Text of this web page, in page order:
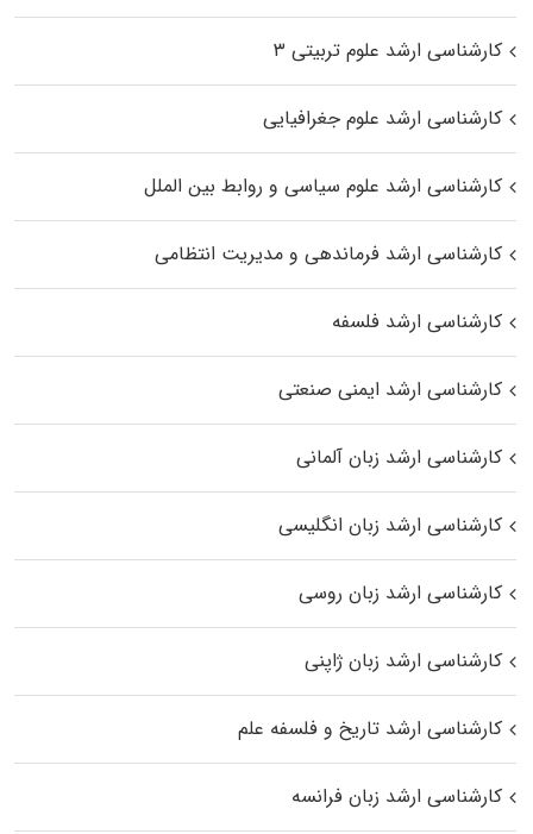
کارشناسی ارشد علوم تربیتی ۳
کارشناسی ارشد علوم جغرافیایی
کارشناسی ارشد علوم سیاسی و روابط بین الملل
کارشناسی ارشد فرماندهی و مدیریت انتظامی
کارشناسی ارشد فلسفه
کارشناسی ارشد ایمنی صنعتی
کارشناسی ارشد زبان آلمانی
کارشناسی ارشد زبان انگلیسی
کارشناسی ارشد زبان روسی
کارشناسی ارشد زبان ژاپنی
کارشناسی ارشد تاریخ و فلسفه علم
کارشناسی ارشد زبان فرانسه